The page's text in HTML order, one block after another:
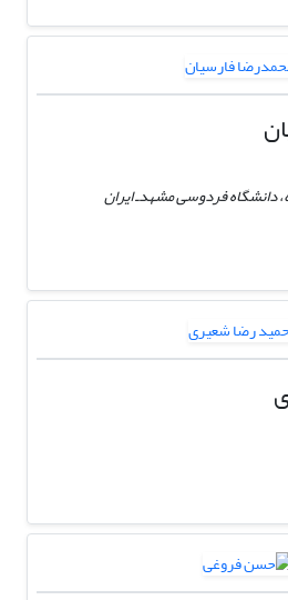
دانشگاه فردوسی مشهدـ ایران